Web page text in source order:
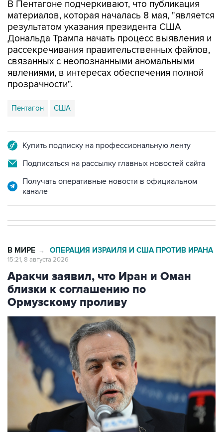
результатом указания президента США
Дональда Трампа начать процесс выявления и
рассекречивания правительственных файлов,
связанных с неопознанными аномальными
явлениями, в интересах обеспечения полной
прозрачности".
Пентагон США
Подписаться на рассылку главных новостей сайта
Получать оперативные новости в официальном
Аракчи заявил, что Иран и Оман
близки к соглашению по
Ормузскому проливу
Фото: Arun Kumar/ The India Today Group via Getty Images